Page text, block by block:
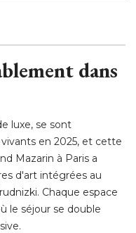
dans
luxe, se sont
en 2025, et cette
Mazarin à Paris a
d'art intégrées au
Chaque espace
le séjour se double